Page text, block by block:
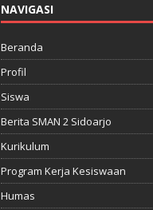
NAVIGASI
Beranda
Profil
Siswa
Berita SMAN 2 Sidoarjo
Kurikulum
Program Kerja Kesiswaan
Humas